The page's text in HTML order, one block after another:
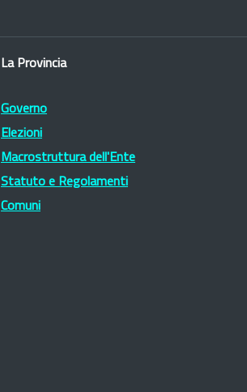
La Provincia
Governo
Elezioni
Macrostruttura dell'Ente
Statuto e Regolamenti
Comuni